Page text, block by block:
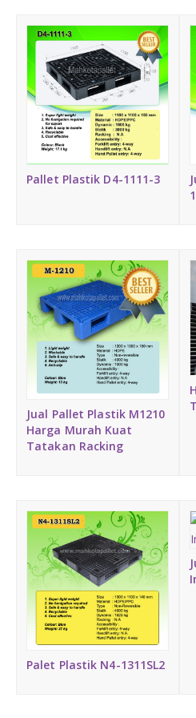
Pallet Plastik D4-1111-3
Jual Pallet Plastik M1210
Harga Murah Kuat
Tatakan Racking
Palet Plastik N4-1311SL2